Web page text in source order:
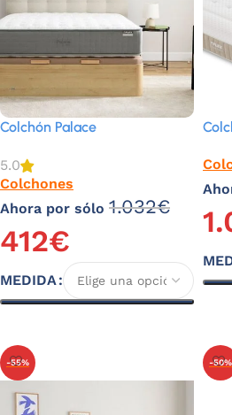
Colchón Palace
5.0
Colchones
Ahora por sólo 1.032€
412€
MEDIDA
-55% -50%